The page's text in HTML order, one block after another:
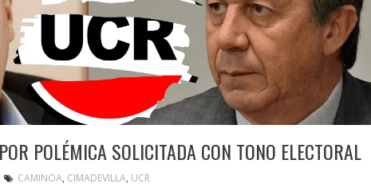
POLÉMICA SOLICITADA CON TONO ELECTORAL
CAMINOA, CIMADEVILLA, UCR